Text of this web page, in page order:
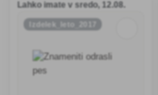
Lahko imate v sredo, 12.08.
Izdelek_leto_2017